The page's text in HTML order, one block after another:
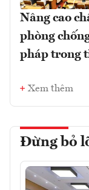
Nâng cao
phòng
pháp trong
Xem thêm
Đừng bỏ